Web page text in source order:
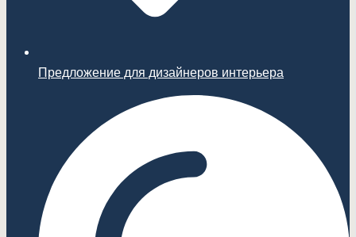
Предложение для дизайнеров интерьера